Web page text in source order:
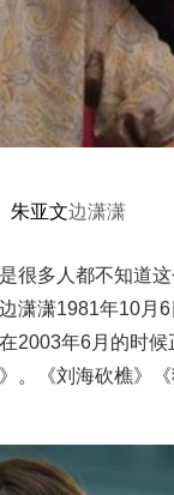
朱亚文边潇潇
很多人都不知道
潇潇1981年10月
2003年6月的时候
。《刘海砍樵》《